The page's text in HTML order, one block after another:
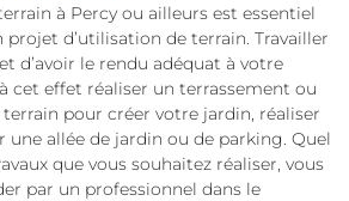
à Percy ou ailleurs est essentiel
projet d’utilisation de terrain. Travailler
d’avoir le rendu adéquat à votre
cet effet réaliser un terrassement ou
pour créer votre jardin, réaliser
une allée de jardin ou de parking. Quel
que vous souhaitez réaliser, vous
par un professionnel dans le